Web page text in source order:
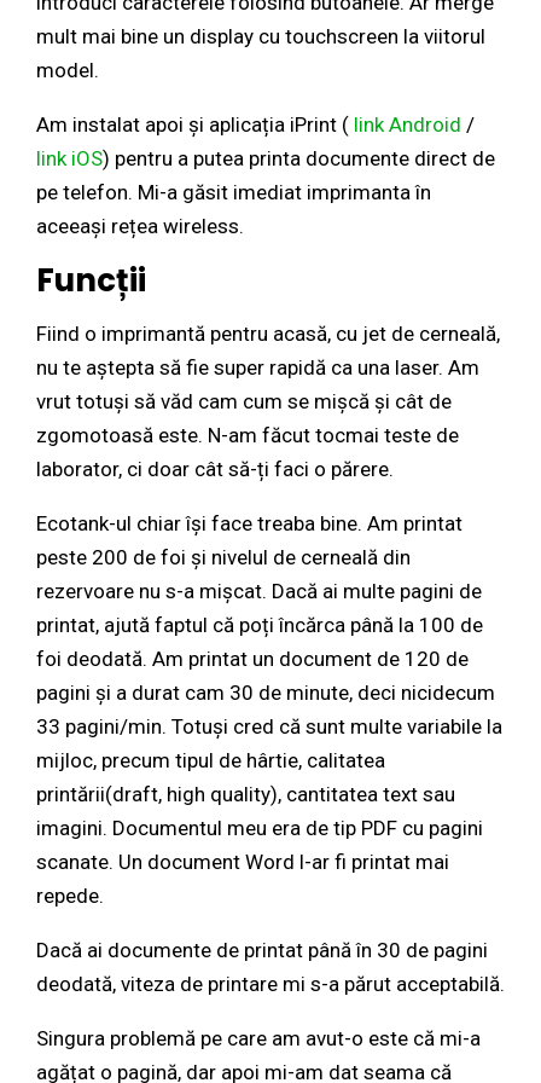
mult mai bine un display cu touchscreen la viitorul
model.
Am instalat apoi și aplicația iPrint ( link Android /
link iOS) pentru a putea printa documente direct de
pe telefon. Mi-a găsit imediat imprimanta în
aceeași rețea wireless.
Funcții
Fiind o imprimantă pentru acasă, cu jet de cerneală,
nu te aștepta să fie super rapidă ca una laser. Am
vrut totuși să văd cam cum se mișcă și cât de
zgomotoasă este. N-am făcut tocmai teste de
laborator, ci doar cât să-ți faci o părere.
Ecotank-ul chiar își face treaba bine. Am printat
peste 200 de foi și nivelul de cerneală din
rezervoare nu s-a mișcat. Dacă ai multe pagini de
printat, ajută faptul că poți încărca până la 100 de
foi deodată. Am printat un document de 120 de
pagini și a durat cam 30 de minute, deci nicidecum
33 pagini/min. Totuși cred că sunt multe variabile la
mijloc, precum tipul de hârtie, calitatea
printării(draft, high quality), cantitatea text sau
imagini. Documentul meu era de tip PDF cu pagini
scanate. Un document Word l-ar fi printat mai
repede.
Dacă ai documente de printat până în 30 de pagini
deodată, viteza de printare mi s-a părut acceptabilă.
Singura problemă pe care am avut-o este că mi-a
agățat o pagină, dar apoi mi-am dat seama că